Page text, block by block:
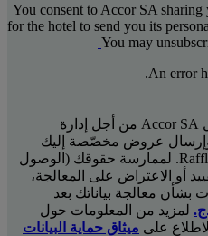
You consent to Accor SA
for the hotel to send you its
You may
An error
تُعالَج المعلومات المجمّعة من قِبل Accor SA من أجل إدارة
وإرسال عروض مخصّصة إليك
تتعلق بمنتجات وخدمات علامة Raffles. لممارسة حقوقك (الوصول
أو الاعتراض على المعالجة،
بشأن معالجة بياناتك بعد
لمزيد من المعلومات حول
على ميثاق حماية البيانات